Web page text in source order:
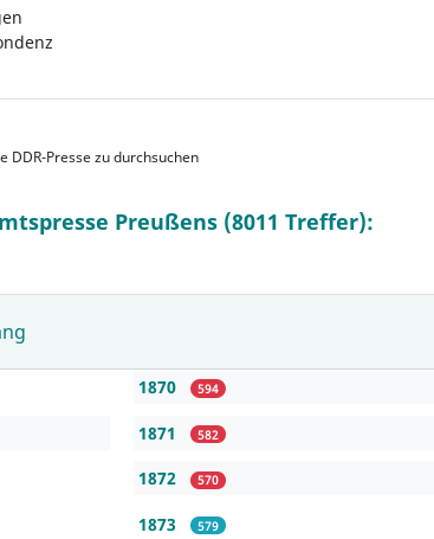
DDR-Presse zu durchsuchen
Preußens (8011 Treffer):
1870 594
1871 582
1872 570
1873 579